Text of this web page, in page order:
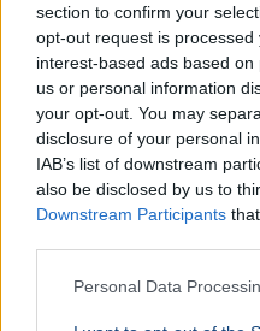
section to confirm your
opt-out request is
interest-based ads based
us or personal information
your opt-out. You may
disclosure of your personal
IAB’s list of downstream
also be disclosed by us to
Downstream Participants
Personal Data
Ajánljuk még
GAZDASÁG 2026. augusztus 4.
„Ez az eső még a
csapadéktól
sorsa
Magyarország Időjárás
Hőség
Magyar Péter szerint a
csapadéktól függhet a